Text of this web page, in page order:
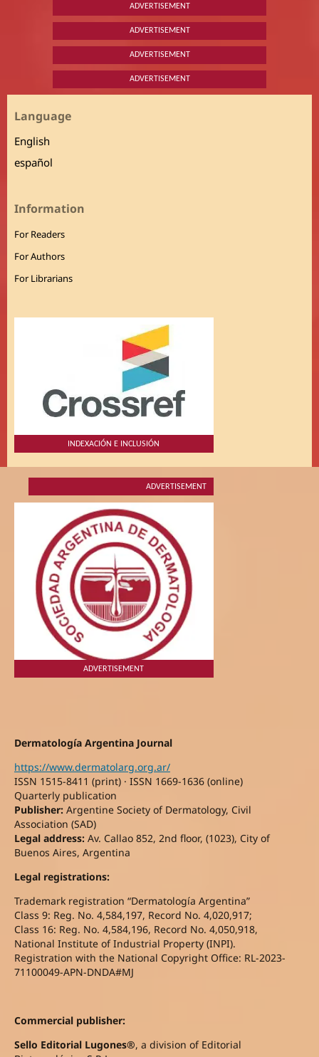
ADVERTISEMENT
ADVERTISEMENT
ADVERTISEMENT
ADVERTISEMENT
Language
English
español
Information
For Readers
For Authors
For Librarians
INDEXACIÓN E INCLUSIÓN
ADVERTISEMENT
ADVERTISEMENT
Dermatología Argentina Journal
https://www.dermatolarg.org.ar/
ISSN 1515-8411 (print) · ISSN 1669-1636 (online)
Quarterly publication
Publisher:Argentine Society of Dermatology, Civil
Association (SAD)
Legal address:Av. Callao 852, 2nd floor, (1023), City of
Buenos Aires, Argentina
Legal registrations:
Trademark registration “Dermatología Argentina”
Class 9: Reg. No. 4,584,197, Record No. 4,020,917;
Class 16: Reg. No. 4,584,196, Record No. 4,050,918,
National Institute of Industrial Property (INPI).
Registration with the National Copyright Office: RL-2023-
71100049-APN-DNDA#MJ
Commercial publisher:
Sello Editorial Lugones®, a division of Editorial